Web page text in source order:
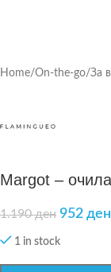
Home/On-the-go/За
Margot –
1.190ден 952 ден
1 in stock